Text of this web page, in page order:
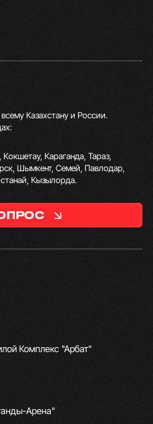
Комплекс "Арбат"
Арена"
Казахстану и России.
Караганда, Тараз,
Шымкент, Семей, Павлодар,
Кызылорда.